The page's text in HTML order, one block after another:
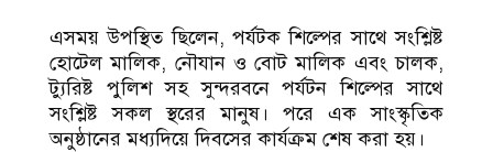
এসময় উপস্থিত ছিলেন, পর্যটক শিল্পের সাথে সংশ্লিষ্ট
হোটেল মালিক, নৌযান ও বোট মালিক এবং চালক,
ট্যুরিষ্ট পুলিশ সহ সুন্দরবনে পর্যটন শিল্পের সাথে
সংশ্লিষ্ট সকল স্থরের মানুষ। পরে এক সাংস্কৃতিক
অনুষ্ঠানের মধ্যদিয়ে দিবসের কার্যক্রম শেষ করা হয়।